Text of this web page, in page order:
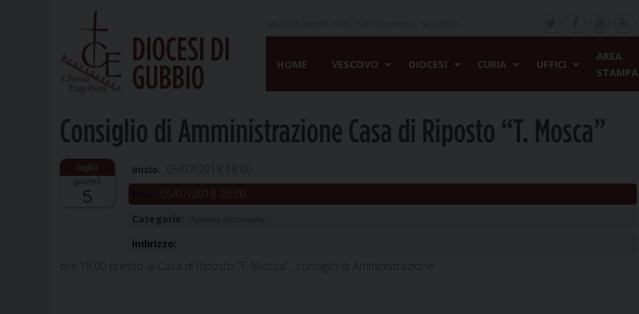
DIOCESI DI
GUBBIO
HOME VESCOVO DIOCESI CURIA UFFICI
AREA
STAMPA
Consiglio di Amministrazione Casa di Riposto “T. Mosca”
giovedì
5
Inizio: 05/07/2018 18:00
05/07/2018 20:00
Categorie:
Indirizzo:
ore 18,00 presso la Casa di Riposto “T. Mosca” , consiglio di Amministrazione